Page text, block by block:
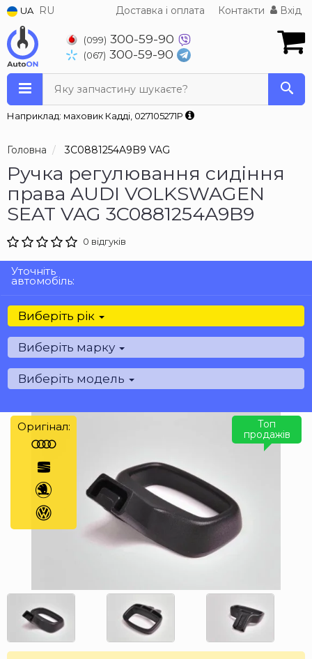
UA RU Доставка і оплата Контакти Вхід
(099) 300-59-90
(067) 300-59-90
Яку запчастину шукаєте?
Наприклад: маховик Кадді, 027105271P
Головна 3C0881254A9B9 VAG
Ручка регулювання сидіння
права AUDI VOLKSWAGEN
SEAT VAG 3C0881254A9B9
0 відгуків
Уточніть
автомобіль:
Виберіть рік
Виберіть марку
Виберіть модель
Топ
продажів
Оригінал: